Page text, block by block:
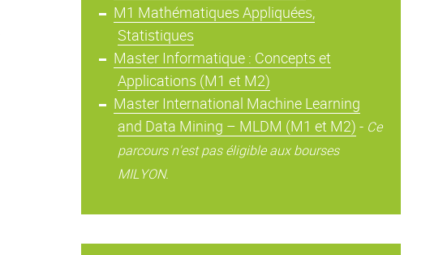
M1 Mathématiques Appliquées,
Statistiques
Master Informatique : Concepts et
Applications (M1 et M2)
Master International Machine Learning
and Data Mining – MLDM (M1 et M2) - Ce
parcours n'est pas éligible aux bourses
MILYON.